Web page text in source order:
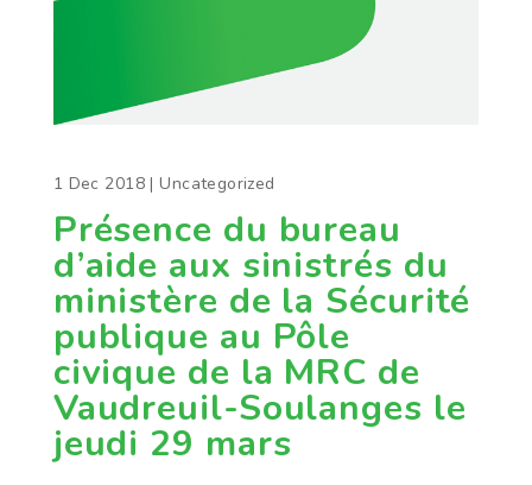
Présence du bureau
d’aide aux sinistrés du
ministère de la Sécurité
publique au Pôle
civique de la MRC de
Vaudreuil-Soulanges le
jeudi 29 mars
1 Dec 2018 | Uncategorized